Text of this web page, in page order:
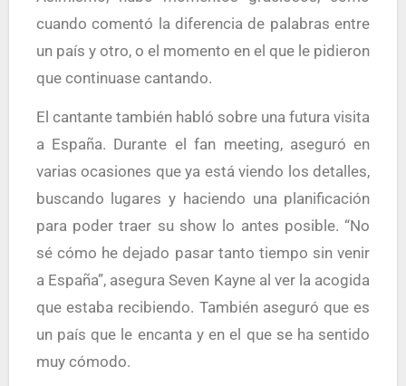
cuando comentó la diferencia de palabras entre
un país y otro, o el momento en el que le pidieron
que continuase cantando.
El cantante también habló sobre una futura visita
a España. Durante el fan meeting, aseguró en
varias ocasiones que ya está viendo los detalles,
buscando lugares y haciendo una planificación
para poder traer su show lo antes posible. “No
sé cómo he dejado pasar tanto tiempo sin venir
a España”, asegura Seven Kayne al ver la acogida
que estaba recibiendo. También aseguró que es
un país que le encanta y en el que se ha sentido
muy cómodo.